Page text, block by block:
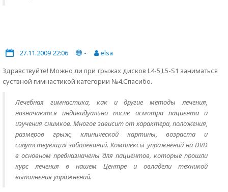
27.11.2009 22:06 -
elsa
Здравствуйте! Можно ли при грыжах дисков L4-5,L5-S1 заниматься
суствной гимнастикой категории №4.Спасибо.
Лечебная гимнастика, как и другие методы лечения,
назначаются индивидуально после осмотра пациента и
изучения снимков. Многое зависит от характера, положения,
размеров грыж, клинической картины, возраста и
сопутствующих заболеваний. Комплексы упражнений на DVD
в основном предназначены для пациентов, которые прошли
курс лечения в нашем Центре и овладели техникой
выполнения упражнений.